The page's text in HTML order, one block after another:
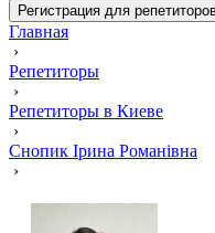
Регистрация для
Главная
›
Репетиторы
›
Репетиторы в Киеве
›
Снопик Ірина Романівна
›